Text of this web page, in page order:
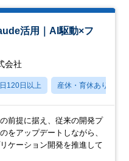
活用｜AI駆動×フ
会社
120日以上 産休・育休あり
前提に据え、従来の開発プ
をアップデートしながら、
ケーション開発を推進して